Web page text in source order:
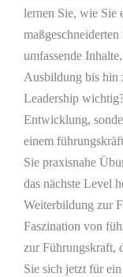
lernen Sie, wie Sie
umfassende
Ausbildung bis hin
Leadership
Entwicklung,
einem
Sie praxisnahe
das nächste Level
Weiterbildung zur
Faszination von
zur Führungskraft,
Sie sich jetzt für